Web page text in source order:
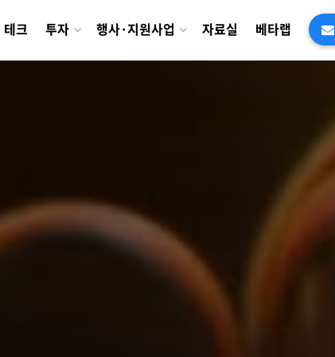
테크 투자 행사·지원사업 자료실 베타랩